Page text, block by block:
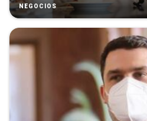
NEGOCIOS